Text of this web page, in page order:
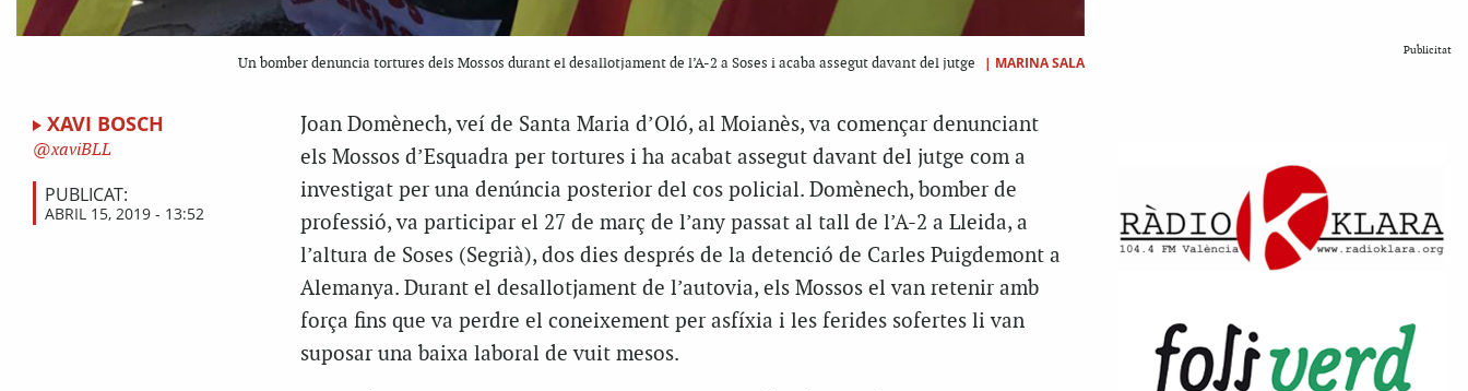
Un bomber denuncia tortures dels Mossos durant el desallotjament de l’A-2 a Soses i acaba assegut davant del jutge | MARINA SALA
XAVI BOSCH
xaviBLL
PUBLICAT:
ABRIL 15, 2019 - 13:52
Joan Domènech, veí de Santa Maria d’Oló, al Moianès, va començar denunciant
els Mossos d’Esquadra per tortures i ha acabat assegut davant del jutge com a
investigat per una denúncia posterior del cos policial. Domènech, bomber de
professió, va participar el 27 de març de l’any passat al tall de l’A-2 a Lleida, a
l’altura de Soses (Segrià), dos dies després de la detenció de Carles Puigdemont a
Alemanya. Durant el desallotjament de l’autovia, els Mossos el van retenir amb
força fins que va perdre el coneixement per asfíxia i les ferides sofertes li van
suposar una baixa laboral de vuit mesos.
Publicitat